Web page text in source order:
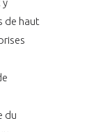
de haut
du